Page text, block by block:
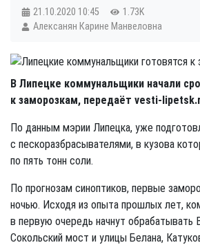
21.10.2020 10:45
1.73K
Алексанян Карине Манвеловна
В Липецке коммунальщики начали
к заморозкам, передаёт vesti-
По данным мэрии Липецка, уже
с пескоразбрасывателями, в кузова
по пять тонн соли.
По прогнозам синоптиков, первые
ночью. Исходя из опыта прошлых лет,
в первую очередь начнут
Сокольский мост и улицы Белана,